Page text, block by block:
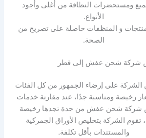
ومستحضرات النظافة من أغلى وأجود
الأنواع.
و المنظفات حاصلة على تصريح من
الصحة.
شركة شحن عفش إلى قطر
على إرضاء الجمهور من كل الفئات
رخيصة ومناسبة جدًا، عند مقارنة خدمات
شركة شحن عفش من جدة تجدها رخيصة
تقوم الشركة بتخليص الأوراق الجمركية
والمستندات بأقل تكلفة.